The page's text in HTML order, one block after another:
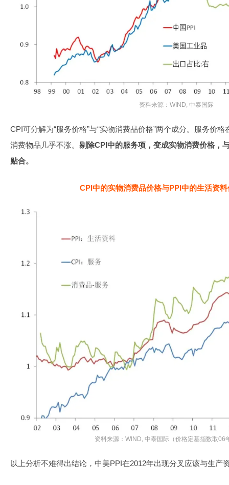
资料来源：WIND, 中泰国际
CPI可分解为“服务价格”与“实物消费品价格”两个成分。服务价
消费物品几乎不涨。 剔除CPI中的服务项，变成实物消费价格，
贴合。
CPI中的实物消费品价格与PPI中的生活资
资料来源：WIND, 中泰国际（价格定基指数取06
以上分析不难得出结论，中美PPI在2012年出现分叉应该与生产